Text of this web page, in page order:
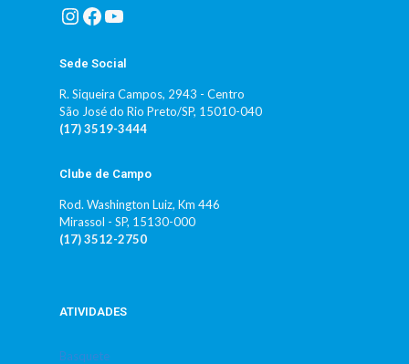
Instagram
Facebook
Youtube
Sede Social
R. Siqueira Campos, 2943 - Centro
São José do Rio Preto/SP, 15010-040
(17) 3519-3444
Clube de Campo
Rod. Washington Luiz, Km 446
Mirassol - SP, 15130-000
(17) 3512-2750
ATIVIDADES
Basquete